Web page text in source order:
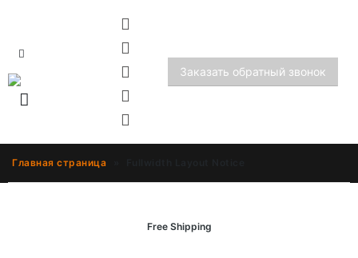
Заказать обратный звонок
Главная страница
Free Shipping